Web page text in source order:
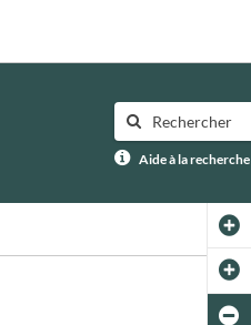
Aide à la recherche